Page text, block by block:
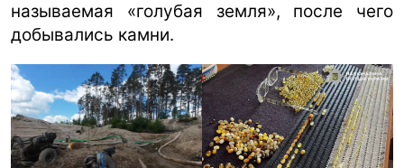
называемая «голубая земля», после чего
добывались камни.